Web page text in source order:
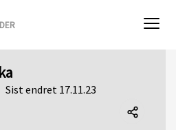
Sist endret 17.11.23